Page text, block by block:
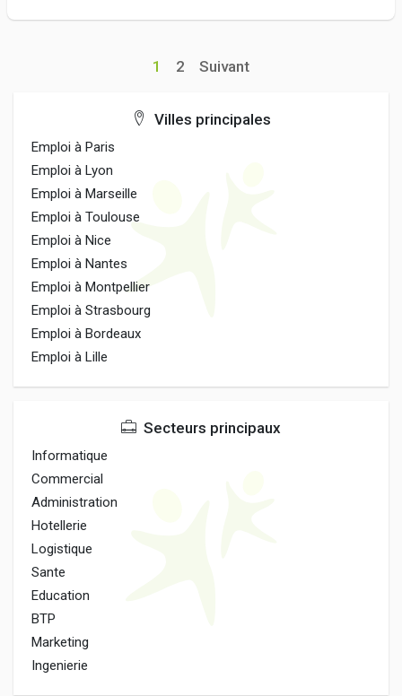
1 2 Suivant
Villes principales
Emploi à Paris
Emploi à Lyon
Emploi à Marseille
Emploi à Toulouse
Emploi à Nice
Emploi à Nantes
Emploi à Montpellier
Emploi à Strasbourg
Emploi à Bordeaux
Emploi à Lille
Secteurs principaux
Informatique
Commercial
Administration
Hotellerie
Logistique
Sante
Education
BTP
Marketing
Ingenierie